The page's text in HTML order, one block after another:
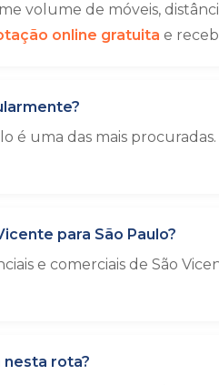
volume de móveis,
online gratuita e
é uma das mais
para São Paulo?
e comerciais de São
nesta rota?